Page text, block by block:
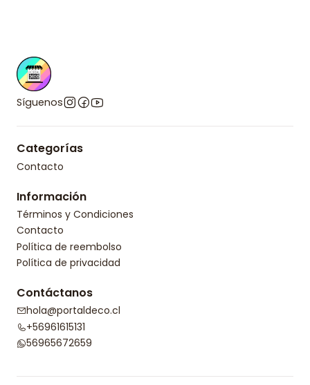
Síguenos
Categorías
Contacto
Información
Términos y Condiciones
Contacto
Política de reembolso
Política de privacidad
Contáctanos
hola@portaldeco.cl
+56961615131
56965672659